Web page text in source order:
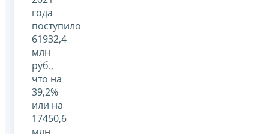
года
поступило
61932,4
млн
руб.,
что на
39,2%
или на
17450,6
млн